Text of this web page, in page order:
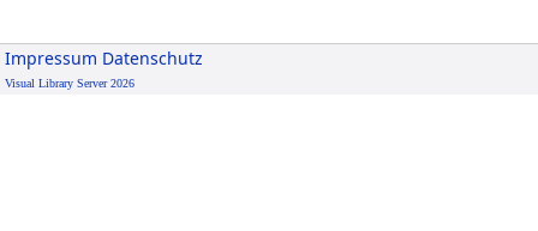
Impressum Datenschutz
Visual Library Server 2026